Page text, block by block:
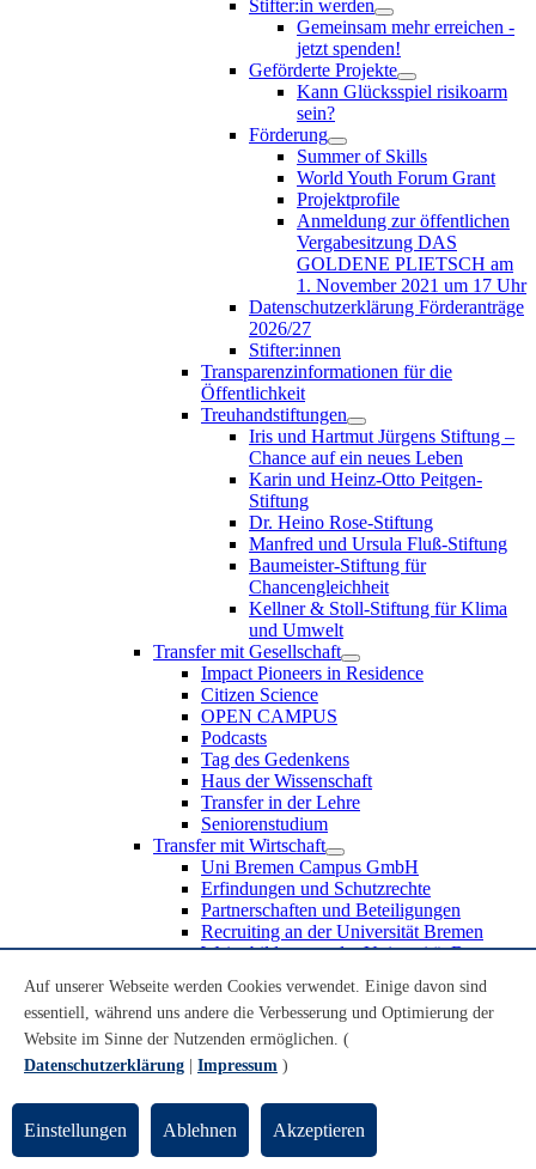
Stifter:in werden
Gemeinsam mehr erreichen -
jetzt spenden!
Geförderte Projekte
Kann Glücksspiel risikoarm
sein?
Förderung
Summer of Skills
World Youth Forum Grant
Projektprofile
Anmeldung zur öffentlichen
Vergabesitzung DAS
GOLDENE PLIETSCH am
1. November 2021 um 17 Uhr
Datenschutzerklärung Förderanträge
2026/27
Stifter:innen
Transparenzinformationen für die
Öffentlichkeit
Treuhandstiftungen
Iris und Hartmut Jürgens Stiftung –
Chance auf ein neues Leben
Karin und Heinz-Otto Peitgen-
Stiftung
Dr. Heino Rose-Stiftung
Manfred und Ursula Fluß-Stiftung
Baumeister-Stiftung für
Chancengleichheit
Kellner & Stoll-Stiftung für Klima
und Umwelt
Transfer mit Gesellschaft
Impact Pioneers in Residence
Citizen Science
OPEN CAMPUS
Podcasts
Tag des Gedenkens
Haus der Wissenschaft
Transfer in der Lehre
Seniorenstudium
Transfer mit Wirtschaft
Uni Bremen Campus GmbH
Erfindungen und Schutzrechte
Partnerschaften und Beteiligungen
Recruiting an der Universität Bremen
Weiterbildung an der Universität Bremen
Schülerinnen und Schüler
MINT-Schnupperstudium
Schulklassen
Lehrkräfte
UniTransfer - Servicestelle für Transferaktivitäten
Transfermagazin der Universität Bremen
Auf unserer Webseite werden Cookies verwendet. Einige davon sind
essentiell, während uns andere die Verbesserung und Optimierung der
Website im Sinne der Nutzenden ermöglichen. (
Datenschutzerklärung
Impressum )
Einstellungen Ablehnen Akzeptieren